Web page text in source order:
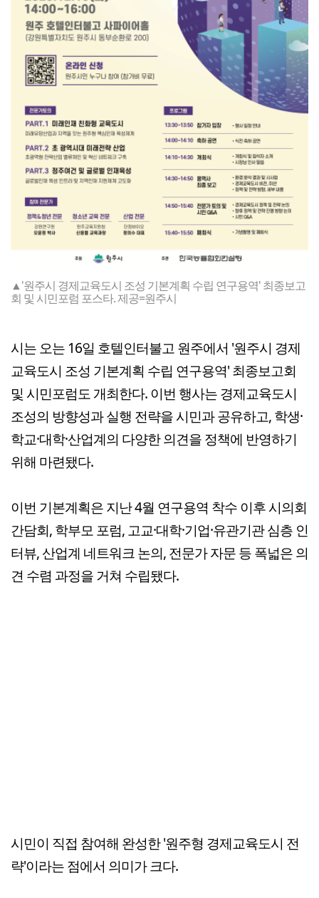
▲'원주시 경제교육도시 조성 기본계획 수립 연구용역' 최종보고
회 및 시민포럼 포스타. 제공=원주시
시는 오는 16일 호텔인터불고 원주에서 '원주시 경제
교육도시 조성 기본계획 수립 연구용역' 최종보고회
및 시민포럼도 개최한다. 이번 행사는 경제교육도시
조성의 방향성과 실행 전략을 시민과 공유하고, 학생·
학교·대학·산업계의 다양한 의견을 정책에 반영하기
위해 마련됐다.
이번 기본계획은 지난 4월 연구용역 착수 이후 시의회
간담회, 학부모 포럼, 고교·대학·기업·유관기관 심층 인
터뷰, 산업계 네트워크 논의, 전문가 자문 등 폭넓은 의
견 수렴 과정을 거쳐 수립됐다.
시민이 직접 참여해 완성한 '원주형 경제교육도시 전
략'이라는 점에서 의미가 크다.